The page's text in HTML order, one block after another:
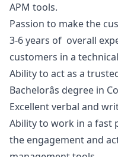
APM tools.
Passion to make the
3-6 years of overall
customers in a
Ability to act as a
Bachelorâs degree in
Excellent verbal and
Ability to work in a fast
the engagement and